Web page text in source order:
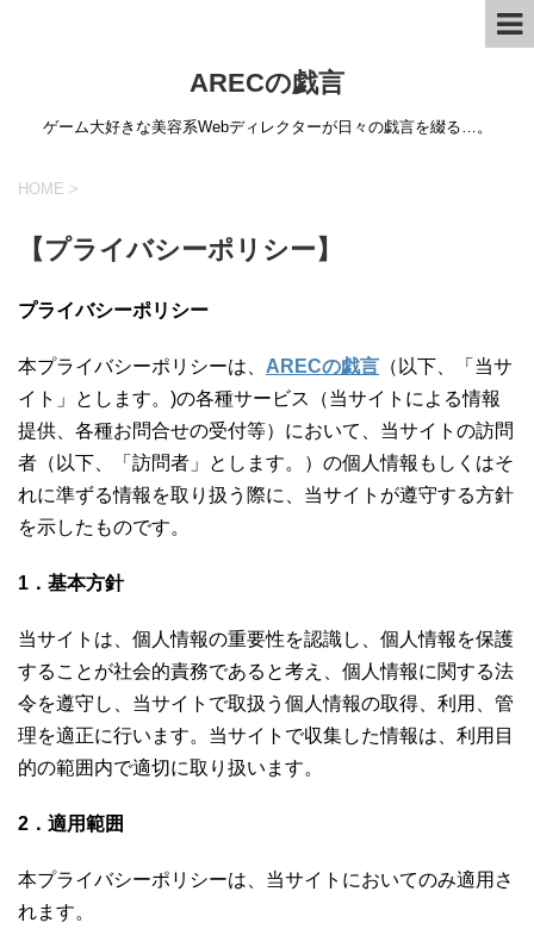
ARECの戯言
ゲーム大好きな美容系Webディレクターが日々の戯言を綴る…。
HOME >
【プライバシーポリシー】
プライバシーポリシー
本プライバシーポリシーは、 ARECの戯言 （以下、「当サ
イト」とします。)の各種サービス（当サイトによる情報
提供、各種お問合せの受付等）において、当サイトの訪問
者（以下、「訪問者」とします。）の個人情報もしくはそ
れに準ずる情報を取り扱う際に、当サイトが遵守する方針
を示したものです。
1．基本方針
当サイトは、個人情報の重要性を認識し、個人情報を保護
することが社会的責務であると考え、個人情報に関する法
令を遵守し、当サイトで取扱う個人情報の取得、利用、管
理を適正に行います。当サイトで収集した情報は、利用目
的の範囲内で適切に取り扱います。
2．適用範囲
本プライバシーポリシーは、当サイトにおいてのみ適用さ
れます。